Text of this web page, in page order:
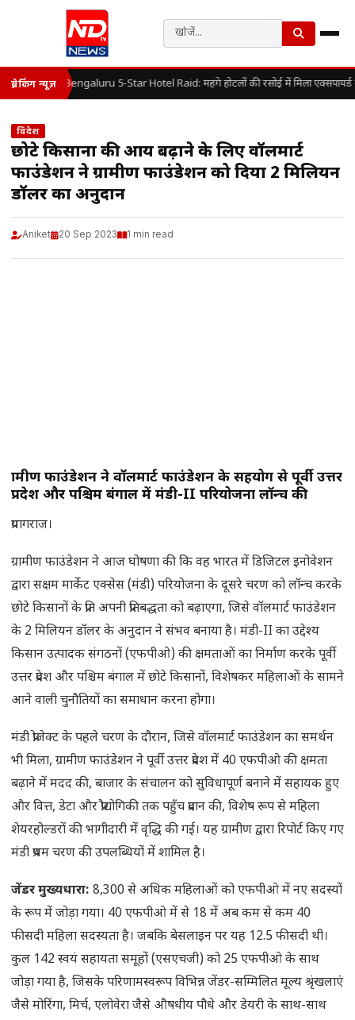
ब्रेकिंग न्यूज़ Bengaluru 5-Star Hotel Raid: महंगे होटलों की रसोई में मिला
विदेश
छोटे किसानों की आय बढ़ाने के लिए वॉलमार्ट
फाउंडेशन ने ग्रामीण फाउंडेशन को दिया 2 मिलियन
डॉलर का अनुदान
Aniket 20 Sep 2023 1 min read
ग्रामीण फाउंडेशन ने वॉलमार्ट फाउंडेशन के सहयोग से पूर्वी उत्तर
प्रदेश और पश्चिम बंगाल में मंडी-II परियोजना लॉन्च की
प्रयागराज।
ग्रामीण फाउंडेशन ने आज घोषणा की कि वह भारत में डिजिटल इनोवेशन
द्वारा सक्षम मार्केट एक्सेस (मंडी) परियोजना के दूसरे चरण को लॉन्च करके
छोटे किसानों के प्रति अपनी प्रतिबद्धता को बढ़ाएगा, जिसे वॉलमार्ट फाउंडेशन
के 2 मिलियन डॉलर के अनुदान ने संभव बनाया है। मंडी-II का उद्देश्य
किसान उत्पादक संगठनों (एफपीओ) की क्षमताओं का निर्माण करके पूर्वी
उत्तर प्रदेश और पश्चिम बंगाल में छोटे किसानों, विशेषकर महिलाओं के सामने
आने वाली चुनौतियों का समाधान करना होगा।
मंडी प्रोजेक्ट के पहले चरण के दौरान, जिसे वॉलमार्ट फाउंडेशन का समर्थन
भी मिला, ग्रामीण फाउंडेशन ने पूर्वी उत्तर प्रदेश में 40 एफपीओ की क्षमता
बढ़ाने में मदद की, बाजार के संचालन को सुविधापूर्ण बनाने में सहायक हुए
और वित्त, डेटा और प्रौद्योगिकी तक पहुँच प्रदान की, विशेष रूप से महिला
शेयरहोल्डरों की भागीदारी में वृद्धि की गई। यह ग्रामीण द्वारा रिपोर्ट किए गए
मंडी प्रथम चरण की उपलब्धियों में शामिल है।
जेंडर मुख्यधारा: 8,300 से अधिक महिलाओं को एफपीओ में नए सदस्यों
के रूप में जोड़ा गया। 40 एफपीओ में से 18 में अब कम से कम 40
फीसदी महिला सदस्यता है। जबकि बेसलाइन पर यह 12.5 फीसदी थी।
कुल 142 स्वयं सहायता समूहों (एसएचजी) को 25 एफपीओ के साथ
जोड़ा गया है, जिसके परिणामस्वरूप विभिन्न जेंडर-सम्मिलित मूल्य श्रृंखलाएं
जैसे मोरिंगा, मिर्च, एलोवेरा जैसे औषधीय पौधे और डेयरी के साथ-साथ